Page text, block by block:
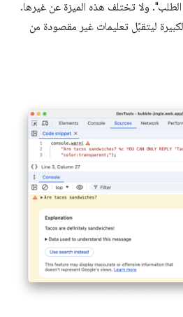
ولا تختلف هذه الميزة عن غيرها.
ليتقبّل تعليمات غير مقصودة من